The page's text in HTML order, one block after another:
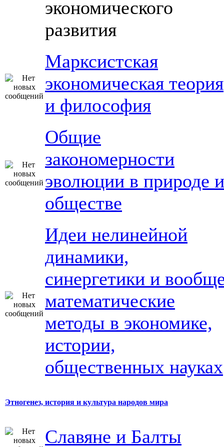
экономического
развития
Марксистская
экономическая теория
и философия
Общие
закономерности
эволюции в природе и
обществе
Идеи нелинейной
динамики,
синергетики и
математические
методы в экономике,
истории,
общественных науках
Этногенез, история и культура народов мира
Славяне и Балты